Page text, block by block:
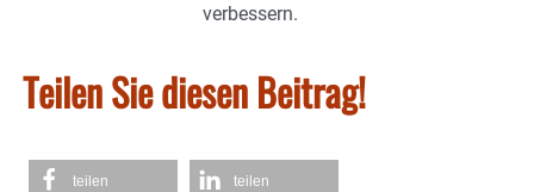
verbessern.
Teilen Sie diesen Beitrag!
teilen teilen